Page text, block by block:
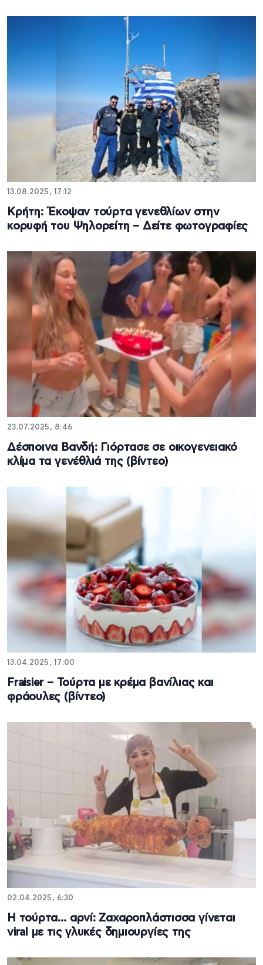
13.08.2025, 17:12
Κρήτη: Έκοψαν τούρτα γενεθλίων στην
κορυφή του Ψηλορείτη – Δείτε φωτογραφίες
23.07.2025, 8:46
Δέσποινα Βανδή: Γιόρτασε σε οικογενειακό
κλίμα τα γενέθλιά της (βίντεο)
13.04.2025, 17:00
Fraisier – Τούρτα με κρέμα βανίλιας και
φράουλες (βίντεο)
02.04.2025, 6:30
Η τούρτα… αρνί: Ζαχαροπλάστισσα γίνεται
viral με τις γλυκές δημιουργίες της